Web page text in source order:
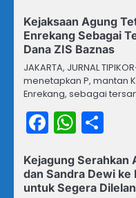
Kejaksaan Agung
Enrekang Sebagai
Dana ZIS Baznas
JAKARTA, JURNAL
menetapkan P, mantan
Enrekang, sebagai
Kejagung Serahkan
dan Sandra Dewi ke
untuk Segera